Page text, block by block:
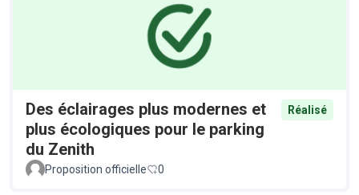
Des éclairages plus modernes et
plus écologiques pour le parking
du Zenith
Réalisé
Proposition officielle 0